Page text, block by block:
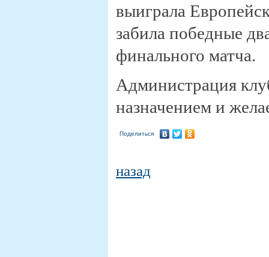
выиграла
забила победные
финального матча.
Администрация
назначением и
Поделиться
назад